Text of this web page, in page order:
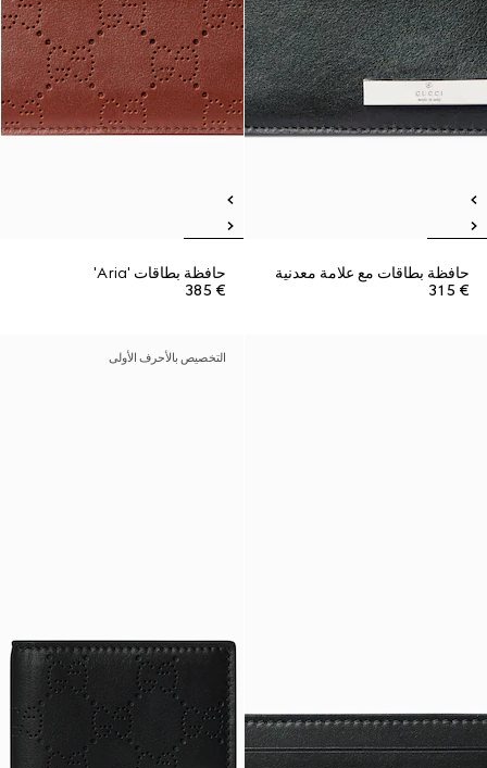
حافظة بطاقات مع علامة معدنية
€ 315
حافظة بطاقات 'Aria'
€ 385
التخصيص بالأحرف الأولى